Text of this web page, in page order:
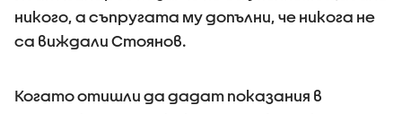
никого, а съпругата му допълни, че никога не
са виждали Стоянов.
Когато отишли да дадат показания в